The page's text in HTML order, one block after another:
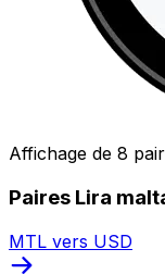
Affichage de 8
Paires Lira
MTL vers USD